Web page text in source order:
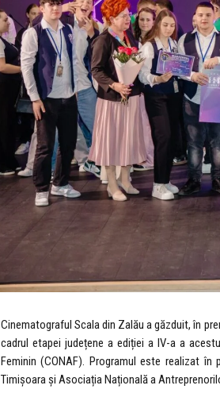
Cinematograful Scala din Zalău a găzduit, în
cadrul etapei județene a ediției a IV-a a
Feminin (CONAF). Programul este realizat
Timișoara și Asociația Națională a